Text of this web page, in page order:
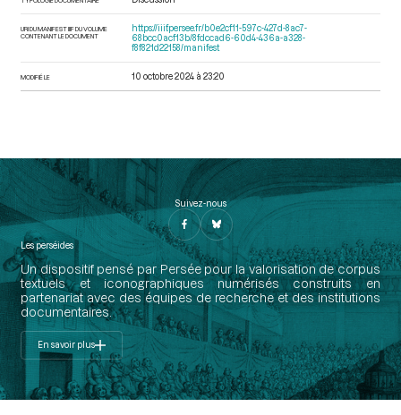
URI DU MANIFEST IIIF DU VOLUME
CONTENANT LE DOCUMENT
https://iiif.persee.fr/b0e2cf11-597c-427d-8ac7-
68bcc0acf13b/8fdccad6-60d4-436a-a328-
f8f821d22158/manifest
MODIFIÉ LE 10 octobre 2024 à 23:20
Suivez-nous
Les perséides
Un dispositif pensé par Persée pour la valorisation de corpus
textuels et iconographiques numérisés construits en
partenariat avec des équipes de recherche et des institutions
documentaires.
En savoir plus